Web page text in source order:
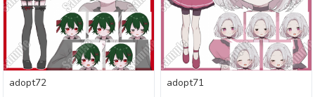
adopt72 adopt71